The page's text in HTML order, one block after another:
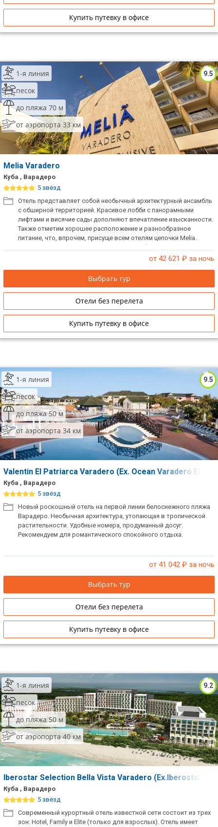
Купить путевку в офисе
9.5
1-я линия
песок
до пляжа 70 м
от аэропорта 33 км
Melia Varadero
Куба , Варадеро
5 звёзд
Отель представляет собой необычный архитектурный ансамбль
с обширной территорией. Красивое лобби с панорамными
лифтами и висячие сады дополняют впечатление изысканности.
Также отметим хорошее расположение и разнообразное
питание, что, впрочем, присуще всем отелям цепочки Melia.
Прекрасный вариант для проведения конференций и активного
от 42 621 ₽ за ночь
Выбрать тур
Отели без перелета
Купить путевку в офисе
9.5
1-я линия
песок
до пляжа 50 м
от аэропорта 34 км
Valentin El Patriarca Varadero (Ex. Ocean Varadero El
Куба , Варадеро
5 звёзд
Новый роскошный отель на первой линии белоснежного пляжа
Варадеро. Необычная архитектура, утопающая в тропической
растительности. Удобные номера, продуманный досуг.
Рекомендуем для романтического спокойного отдыха.
от 41 042 ₽ за ночь
Выбрать тур
Отели без перелета
Купить путевку в офисе
9.2
1-я линия
песок
до пляжа 50 м
от аэропорта 40 км
Iberostar Selection Bella Vista Varadero (Ex.Iberostar
Куба , Варадеро
5 звёзд
Современный курортный отель известной сети состоит из трех
зон: Hotel, Family и Elite (только для взрослых). Отель имеет